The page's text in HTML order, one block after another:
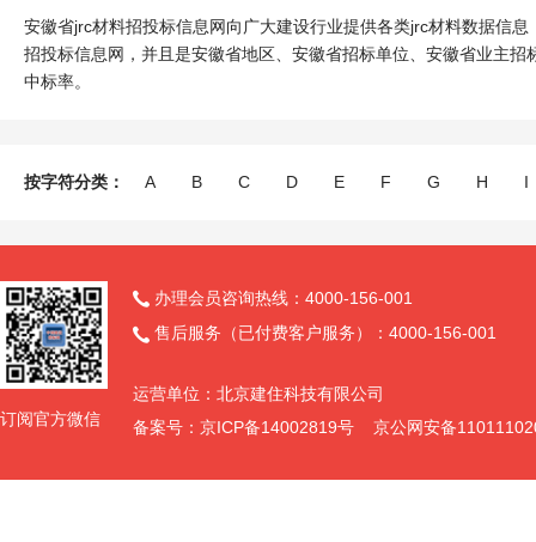
安徽省jrc材料招投标信息网向广大建设行业提供各类jrc材料数据信
招投标信息网，并且是安徽省地区、安徽省招标单位、安徽省业主
中标率。
按字符分类： A B C D E F G H I
订阅官方微信
 办理会员咨询热线：4000-156-001
 售后服务（已付费客户服务）：4000-156-001
运营单位：北京建住科技有限公司
备案号：京ICP备14002819号 京公网安备